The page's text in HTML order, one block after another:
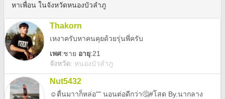
หาเพื่อน ในจังหวัดหนองบัวลำภู
Thakorn
เหงาครับหาคนคุยด้วยรุ่นพี่ครับ
เพศ:ชาย อายุ:21
จังหวัด: หนองบัวลำภู
Nut5432
☺️ตื่นมาาก็หล่อ"" นอน​ต่อ​ดีกว่า​🤔#โสด By.นากลาง​